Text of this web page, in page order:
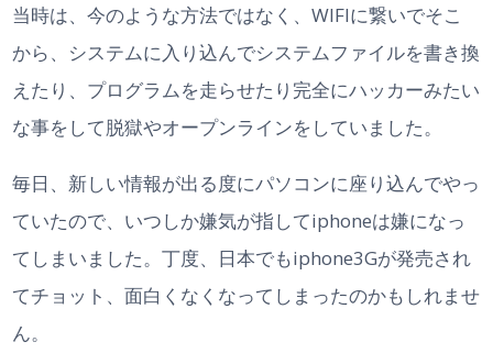
当時は、今のような方法ではなく、WIFIに繋いでそこ
から、システムに入り込んでシステムファイルを書き換
えたり、プログラムを走らせたり完全にハッカーみたい
な事をして脱獄やオープンラインをしていました。
毎日、新しい情報が出る度にパソコンに座り込んでやっ
ていたので、いつしか嫌気が指してiphoneは嫌になっ
てしまいました。丁度、日本でもiphone3Gが発売され
てチョット、面白くなくなってしまったのかもしれませ
ん。